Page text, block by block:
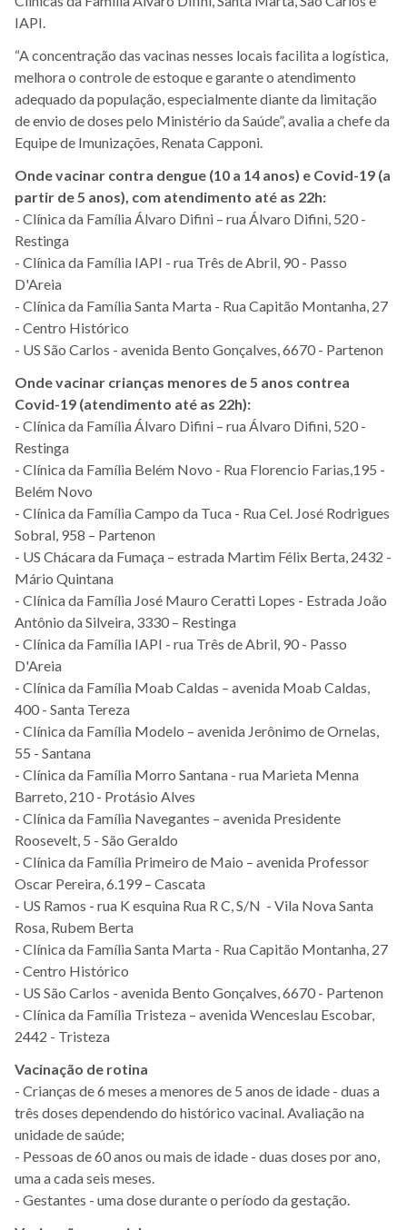
IAPI.
“A concentração das vacinas nesses locais facilita a logística,
melhora o controle de estoque e garante o atendimento
adequado da população, especialmente diante da limitação
de envio de doses pelo Ministério da Saúde”, avalia a chefe da
Equipe de Imunizações, Renata Capponi.
Ondevacinar contra dengue (10 a 14 anos) e Covid-19 (a
partir de 5 anos), com atendimento até as 22h:
- Clínica da Família Álvaro Difini – rua Álvaro Difini, 520 -
Restinga
- Clínica da Família IAPI - rua Três de Abril, 90 - Passo
D'Areia
- Clínica da Família Santa Marta - Rua Capitão Montanha, 27
- Centro Histórico
- US São Carlos - avenida Bento Gonçalves, 6670 - Partenon
Onde vacinar crianças menores de 5 anos contrea
Covid-19 (atendimento até as 22h):
- Clínica da Família Álvaro Difini – rua Álvaro Difini, 520 -
Restinga
- Clínica da Família Belém Novo - Rua Florencio Farias,195 -
Belém Novo
- Clínica da Família Campo da Tuca - Rua Cel. José Rodrigues
Sobral, 958 – Partenon
- US Chácara da Fumaça – estrada Martim Félix Berta, 2432 -
Mário Quintana
- Clínica da Família José Mauro Ceratti Lopes - Estrada João
Antônio da Silveira, 3330 – Restinga
- Clínica da Família IAPI - rua Três de Abril, 90 - Passo
D'Areia
- Clínica da Família Moab Caldas – avenida Moab Caldas,
400 - Santa Tereza
- Clínica da Família Modelo – avenida Jerônimo de Ornelas,
55 - Santana
- Clínica da Família Morro Santana - rua Marieta Menna
Barreto, 210 - Protásio Alves
- Clínica da Família Navegantes – avenida Presidente
Roosevelt, 5 - São Geraldo
- Clínica da Família Primeiro de Maio – avenida Professor
Oscar Pereira, 6.199 – Cascata
- US Ramos - rua K esquina Rua R C, S/N - Vila Nova Santa
Rosa, Rubem Berta
- Clínica da Família Santa Marta - Rua Capitão Montanha, 27
- Centro Histórico
- US São Carlos - avenida Bento Gonçalves, 6670 - Partenon
- Clínica da Família Tristeza – avenida Wenceslau Escobar,
2442 - Tristeza
Vacinação de rotina
- Crianças de 6 meses a menores de 5 anos de idade - duas a
três doses dependendo do histórico vacinal. Avaliação na
unidade de saúde;
- Pessoas de 60 anos ou mais de idade - duas doses por ano,
uma a cada seis meses.
- Gestantes - uma dose durante o período da gestação.